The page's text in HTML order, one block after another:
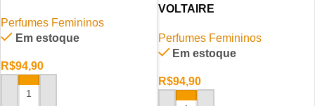
Perfumes Femininos
Em estoque
R$94,90
ADICIONAR AO CARRINHO
VOLTAIRE
Perfumes Femininos
Em estoque
R$94,90